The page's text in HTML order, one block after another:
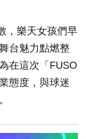
，樂天女孩們早
台魅力點燃整
在這次「FUSO
態度，與球迷